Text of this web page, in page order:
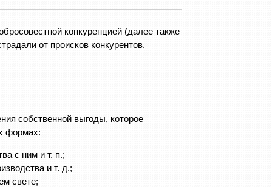
конкуренцией (далее также
от происков конкурентов.
собственной выгоды, которое
формах:
с ним и т. п.;
и т. д.;
свете;